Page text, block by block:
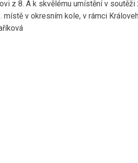
z 8. A k skvělému umístění v
místě v okresním kole, v rámci